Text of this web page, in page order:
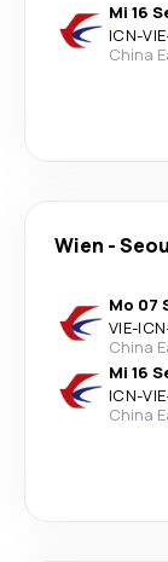
Mi 16
ICN-VIE·
China
Wien -
Mo 07
VIE-ICN·
China
Mi 16
ICN-VIE·
China